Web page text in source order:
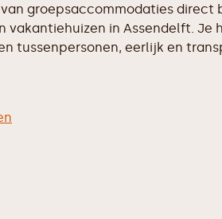
groepsaccommodaties
in Assendelft.
tussenpersonen, eerlijk en